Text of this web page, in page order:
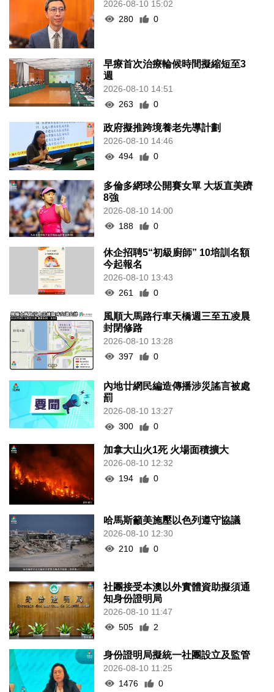
2026-08-10 15:02
280
0
早療首次治療輪候時間擬縮短至3
週
2026-08-10 14:51
263
0
政府擬推跨境養老先導計劃
2026-08-10 14:46
494
0
多倫多網球公開賽女單 大坂直美躋
8強
2026-08-10 14:00
188
0
休企招聘5“初級廚師” 10培訓名額
今起報名
2026-08-10 13:43
261
0
風順大馬路行車天橋週三至五凌晨
封閉修路
2026-08-10 13:28
397
0
內地廿網民編造傳播涉災謠言被處
罰
2026-08-10 13:27
300
0
加拿大山火1死 火場面積擴大
2026-08-10 12:32
194
0
哈馬斯籲美施壓以色列遵守協議
2026-08-10 12:30
210
0
社團接受本澳以外實體資助擬須通
知身份證明局
2026-08-10 11:47
505
2
身份證明局擬統一社團設立及監管
2026-08-10 11:25
1476
0